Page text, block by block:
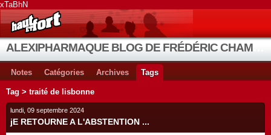
xTaBhN
Notes Catégories Archives Tags
Tag > traité de lisbonne
lundi, 09 septembre 2024
jE RETOURNE A L'ABSTENTION ...